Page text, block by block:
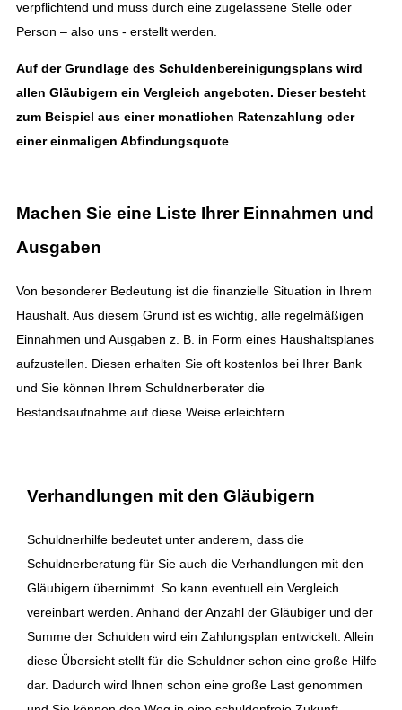
verpflichtend und muss durch eine zugelassene Stelle oder
Person – also uns - erstellt werden.
Auf der Grundlage des Schuldenbereinigungsplans wird
allen Gläubigern ein Vergleich angeboten. Dieser besteht
zum Beispiel aus einer monatlichen Ratenzahlung oder
einer einmaligen Abfindungsquote
Machen Sie eine Liste Ihrer Einnahmen und
Ausgaben
Von besonderer Bedeutung ist die finanzielle Situation in Ihrem
Haushalt. Aus diesem Grund ist es wichtig, alle regelmäßigen
Einnahmen und Ausgaben z. B. in Form eines Haushaltsplanes
aufzustellen. Diesen erhalten Sie oft kostenlos bei Ihrer Bank
und Sie können Ihrem Schuldnerberater die
Bestandsaufnahme auf diese Weise erleichtern.
Verhandlungen mit den Gläubigern
Schuldnerhilfe bedeutet unter anderem, dass die
Schuldnerberatung für Sie auch die Verhandlungen mit den
Gläubigern übernimmt. So kann eventuell ein Vergleich
vereinbart werden. Anhand der Anzahl der Gläubiger und der
Summe der Schulden wird ein Zahlungsplan entwickelt. Allein
diese Übersicht stellt für die Schuldner schon eine große Hilfe
dar. Dadurch wird Ihnen schon eine große Last genommen